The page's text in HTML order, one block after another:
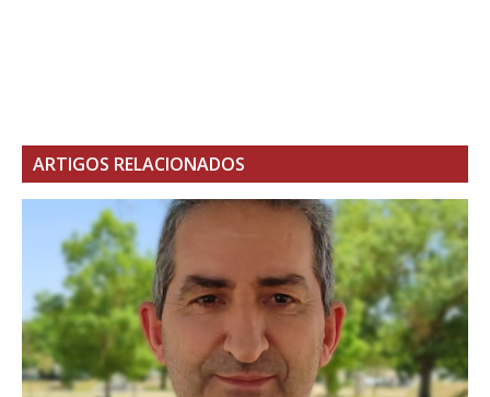
ARTIGOS RELACIONADOS